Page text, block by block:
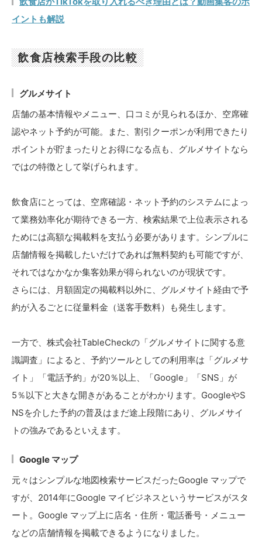
イントも解説
飲食店検索手段の比較
グルメサイト
店舗の基本情報やメニュー、口コミが見られるほか、空席確
認やネット予約が可能。また、割引クーポンが利用できたり
ポイントが貯まったりとお得になる点も、グルメサイトなら
ではの特徴として挙げられます。
飲食店にとっては、空席確認・ネット予約のシステムによっ
て業務効率化が期待できる一方、検索結果で上位表示される
ためには高額な掲載料を支払う必要があります。シンプルに
店舗情報を掲載したいだけであれば無料契約も可能ですが、
それではなかなか集客効果が得られないのが現状です。
さらには、月額固定の掲載料以外に、グルメサイト経由で予
約が入るごとに従量料金（送客手数料）も発生します。
一方で、株式会社TableCheckの「グルメサイトに関する意
識調査」によると、予約ツールとしての利用率は「グルメサ
イト」「電話予約」が20％以上、「Google」「SNS」が
5％以下と大きな開きがあることがわかります。GoogleやS
NSを介した予約の普及はまだ途上段階にあり、グルメサイ
トの強みであるといえます。
Google マップ
元々はシンプルな地図検索サービスだったGoogle マップで
すが、2014年にGoogle マイビジネスというサービスがスタ
ート。Google マップ上に店名・住所・電話番号・メニュー
などの店舗情報を掲載できるようになりました。